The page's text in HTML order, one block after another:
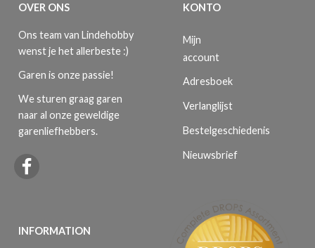
OVER ONS
Ons team van Lindehobby
wenst je het allerbeste :)
Garen is onze passie!
We sturen graag garen
naar al onze geweldige
garenliefhebbers.
INFORMATION
KONTO
Mijn
account
Adresboek
Verlanglijst
Bestelgeschiedenis
Nieuwsbrief